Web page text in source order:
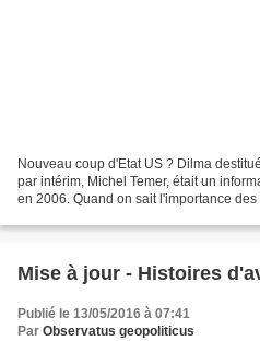
Nouveau coup d'Etat US ? Dilma
par intérim, Michel Temer, était un
en 2006. Quand on sait l'importance
Mise à jour - Histoires
Publié le 13/05/2016 à 07:41
Par Observatus geopoliticus